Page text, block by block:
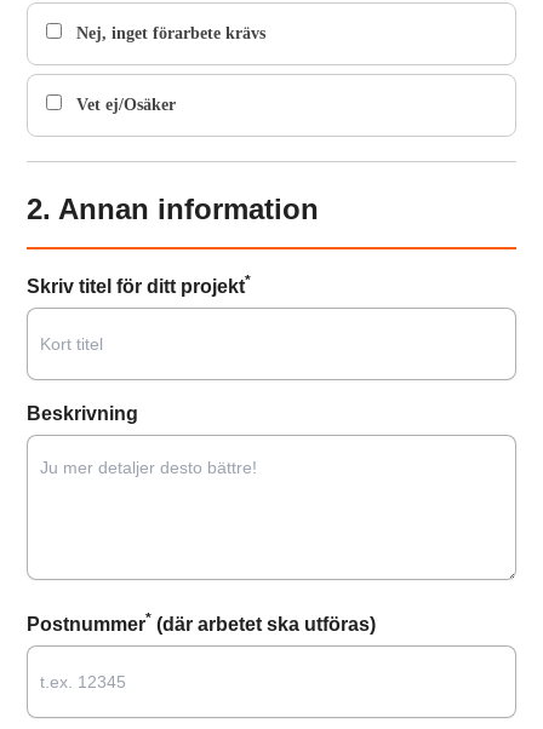
Nej, inget förarbete krävs
Vet ej/Osäker
2. Annan information
Skriv titel för ditt projekt*
Beskrivning
Postnummer* (där arbetet ska utföras)